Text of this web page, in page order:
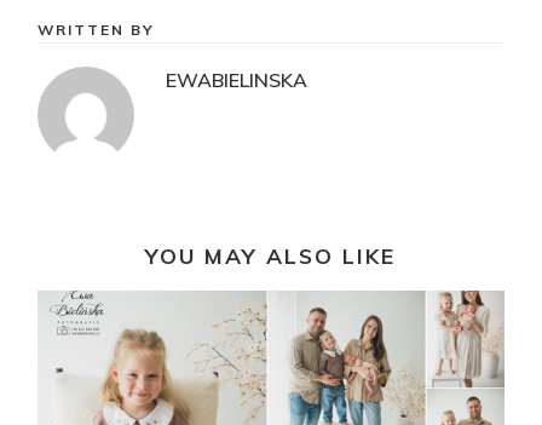
WRITTEN BY
EWABIELINSKA
YOU MAY ALSO LIKE